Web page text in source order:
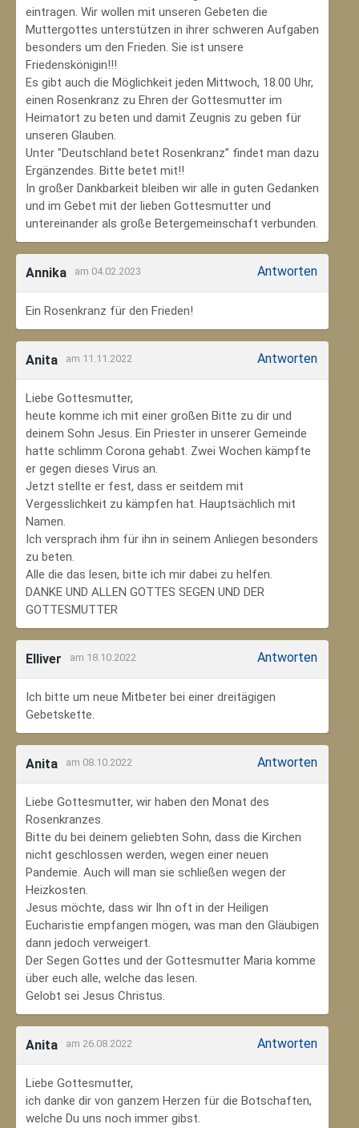
eintragen. Wir wollen mit unseren Gebeten die
Muttergottes unterstützen in ihrer schweren Aufgaben
besonders um den Frieden. Sie ist unsere
Friedenskönigin!!!
Es gibt auch die Möglichkeit jeden Mittwoch, 18.00 Uhr,
einen Rosenkranz zu Ehren der Gottesmutter im
Heimatort zu beten und damit Zeugnis zu geben für
unseren Glauben.
Unter "Deutschland betet Rosenkranz" findet man dazu
Ergänzendes. Bitte betet mit!!
In großer Dankbarkeit bleiben wir alle in guten Gedanken
und im Gebet mit der lieben Gottesmutter und
untereinander als große Betergemeinschaft verbunden.
Annika am 04.02.2023 Antworten
Ein Rosenkranz für den Frieden!
Anita am 11.11.2022 Antworten
Liebe Gottesmutter,
heute komme ich mit einer großen Bitte zu dir und
deinem Sohn Jesus. Ein Priester in unserer Gemeinde
hatte schlimm Corona gehabt. Zwei Wochen kämpfte
er gegen dieses Virus an.
Jetzt stellte er fest, dass er seitdem mit
Vergesslichkeit zu kämpfen hat. Hauptsächlich mit
Namen.
Ich versprach ihm für ihn in seinem Anliegen besonders
zu beten.
Alle die das lesen, bitte ich mir dabei zu helfen.
DANKE UND ALLEN GOTTES SEGEN UND DER
GOTTESMUTTER
Elliver am 18.10.2022 Antworten
Ich bitte um neue Mitbeter bei einer dreitägigen
Gebetskette.
Anita am 08.10.2022 Antworten
Liebe Gottesmutter, wir haben den Monat des
Rosenkranzes.
Bitte du bei deinem geliebten Sohn, dass die Kirchen
nicht geschlossen werden, wegen einer neuen
Pandemie. Auch will man sie schließen wegen der
Heizkosten.
Jesus möchte, dass wir Ihn oft in der Heiligen
Eucharistie empfangen mögen, was man den Gläubigen
dann jedoch verweigert.
Der Segen Gottes und der Gottesmutter Maria komme
über euch alle, welche das lesen.
Gelobt sei Jesus Christus.
Anita am 26.08.2022 Antworten
Liebe Gottesmutter,
ich danke dir von ganzem Herzen für die Botschaften,
welche Du uns noch immer gibst.